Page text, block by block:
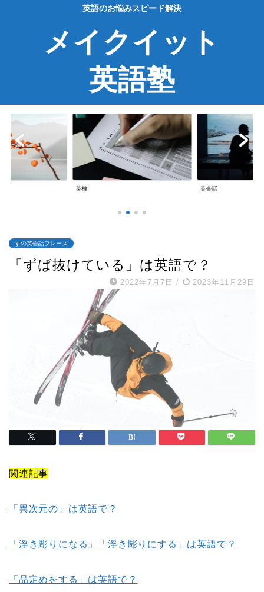
英語のお悩みスピード解決
メイクイット
英語塾
英検 英会話
すの英会話フレーズ
「ずば抜けている」は英語で？
2022年7月7日 / 2023年11月29日
関連記事
「異次元の」は英語で？
「浮き彫りになる」「浮き彫りにする」は英語で？
「品定めをする」は英語で？